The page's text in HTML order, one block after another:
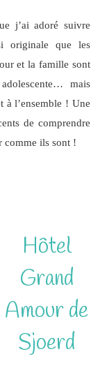
j’ai adoré suivre
originale que les
et la famille sont
mais
à l’ensemble ! Une
de comprendre
comme ils sont !
Hôtel
Grand
Amour de
Sjoerd